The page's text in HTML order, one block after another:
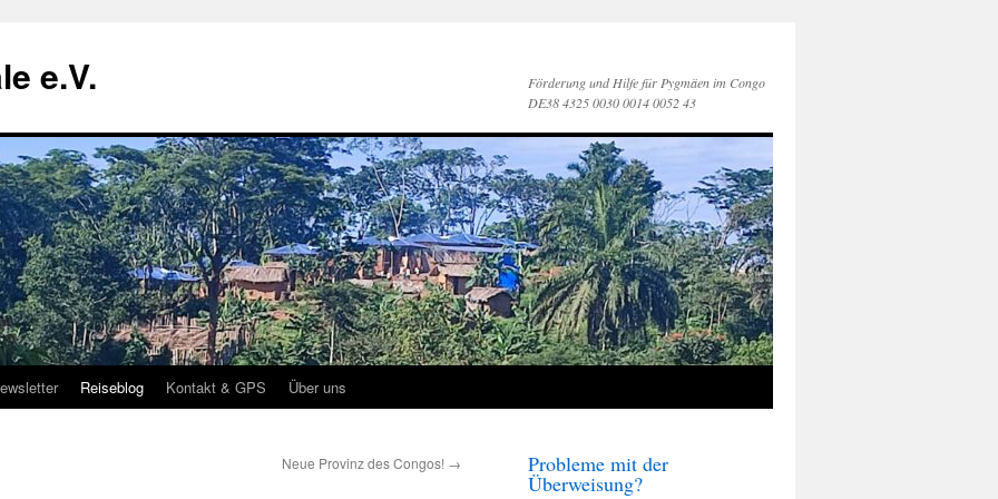
e.V.
Förderung und Hilfe für Pygmäen im Congo
DE38 4325 0030 0014 0052 43
Reiseblog Kontakt & GPS Über uns
Neue Provinz des Congos! → Probleme mit der
Überweisung?